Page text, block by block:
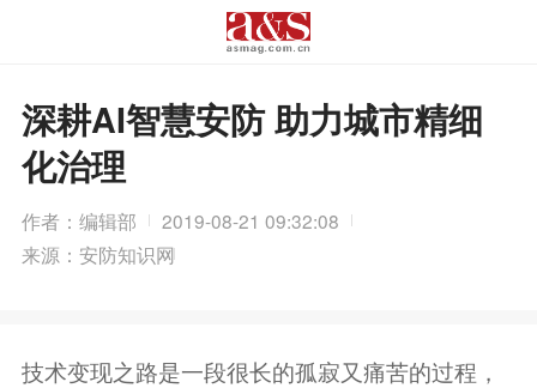
深耕AI智慧安防 助力城市精细
化治理
作者：编辑部
2019-08-21 09:32:08
来源：安防知识网
技术变现之路是一段很长的孤寂又痛苦的过程，